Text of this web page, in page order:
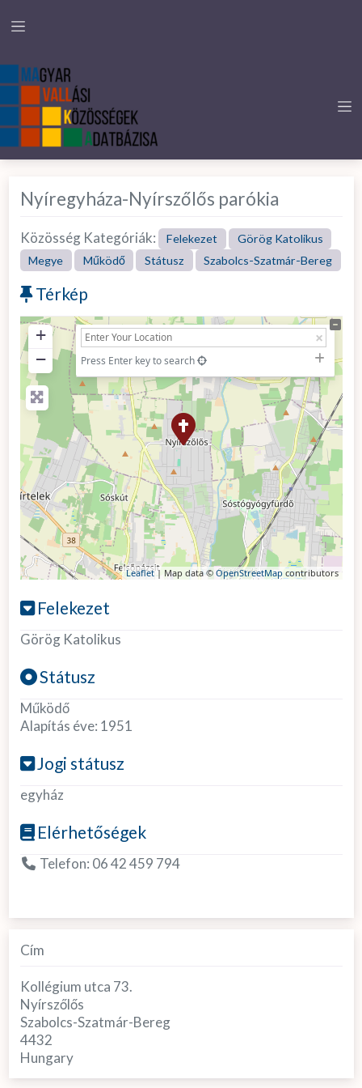
Nyíregyháza-Nyírszőlős parókia
Közösség Kategóriák: Felekezet
Görög Katolikus
Megye
Működő Státusz Szabolcs-Szatmár-Bereg
Térkép
+
−
Press Enter key to search
Leaflet| Map data © OpenStreetMapcontributors
Felekezet
Görög Katolikus
Státusz
Működő
Alapítás éve: 1951
Jogi státusz
egyház
Elérhetőségek
Telefon: 06 42 459 794
Cím
Kollégium utca 73.
Nyírszőlős
Szabolcs-Szatmár-Bereg
4432
Hungary